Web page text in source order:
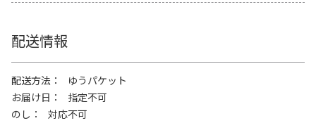
配送情報
配送方法
ゆうパケット
お届け日
指定不可
のし
対応不可